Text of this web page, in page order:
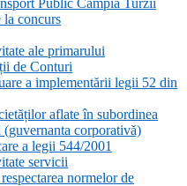
Public Câmpia Turzii
la concurs
ale primarului
de Conturi
a implementării legii 52 din
aflate în subordinea
corporativă)
a legii 544/2001
servicii
normelor de